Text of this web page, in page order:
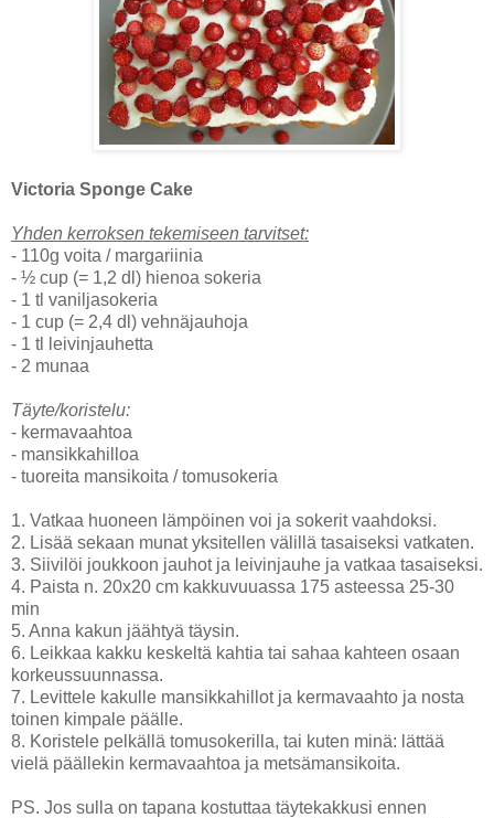
Victoria Sponge Cake
Yhden kerroksen tekemiseen tarvitset:
- 110g voita / margariinia
- ½ cup (= 1,2 dl) hienoa sokeria
- 1 tl vaniljasokeria
- 1 cup (= 2,4 dl) vehnäjauhoja
- 1 tl leivinjauhetta
- 2 munaa
Täyte/koristelu:
- kermavaahtoa
- mansikkahilloa
- tuoreita mansikoita / tomusokeria
1. Vatkaa huoneen lämpöinen voi ja sokerit vaahdoksi.
2. Lisää sekaan munat yksitellen välillä tasaiseksi vatkaten.
3. Siivilöi joukkoon jauhot ja leivinjauhe ja vatkaa tasaiseksi.
4. Paista n. 20x20 cm kakkuvuuassa 175 asteessa 25-30
min
5. Anna kakun jäähtyä täysin.
6. Leikkaa kakku keskeltä kahtia tai sahaa kahteen osaan
korkeussuunnassa.
7. Levittele kakulle mansikkahillot ja kermavaahto ja nosta
toinen kimpale päälle.
8. Koristele pelkällä tomusokerilla, tai kuten minä: lättää
vielä päällekin kermavaahtoa ja metsämansikoita.
PS. Jos sulla on tapana kostuttaa täytekakkusi ennen